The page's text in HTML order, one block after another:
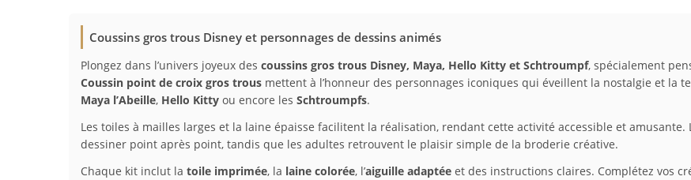
Coussins gros trous Disney et personnages de dessins animés
Plongez dans l’univers joyeux des coussins gros trous Disney, Maya, Hello Kitty et Schtroumpf, spécialement
Coussin point de croix gros trous mettent à l’honneur des personnages iconiques qui éveillent la nostalgie et la
Maya l’Abeille, Hello Kitty ou encore les Schtroumpfs.
Les toiles à mailles larges et la laine épaisse facilitent la réalisation, rendant cette activité accessible et
dessiner point après point, tandis que les adultes retrouvent le plaisir simple de la broderie créative.
Chaque kit inclut la toile imprimée, la laine colorée, l’aiguille adaptée et des instructions claires. Complétez vos